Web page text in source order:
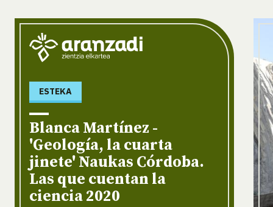
ESTEKA
Blanca Martínez -
'Geología, la cuarta
jinete' Naukas Córdoba.
Las que cuentan la
ciencia 2020